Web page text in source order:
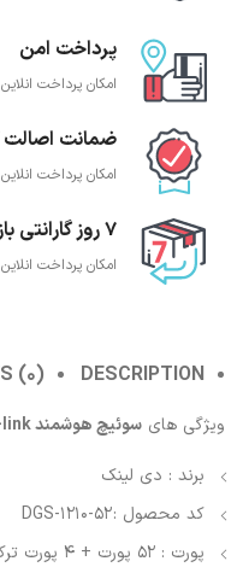
پرداخت امن
امکان پرداخت
ضمانت اصالت
امکان پرداخت
7 روز گارانتی بازگشت وجه
امکان پرداخت
DESCRIPTION
(0)
ویژگی های سوئیچ هوشمند D-link مدل DGS-1210-52
برند : دی لینک
کد محصول : DGS-1210-52
پورت : 52 پورت + 4 پورت ترکیبی SFP